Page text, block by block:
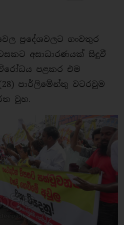
ප්‍රදේශවලට ගංවතුර
අසාධාරණයක් සිදුවී
පළකර එම
පාර්ලිමේන්තු වටරවුම
වූහ.